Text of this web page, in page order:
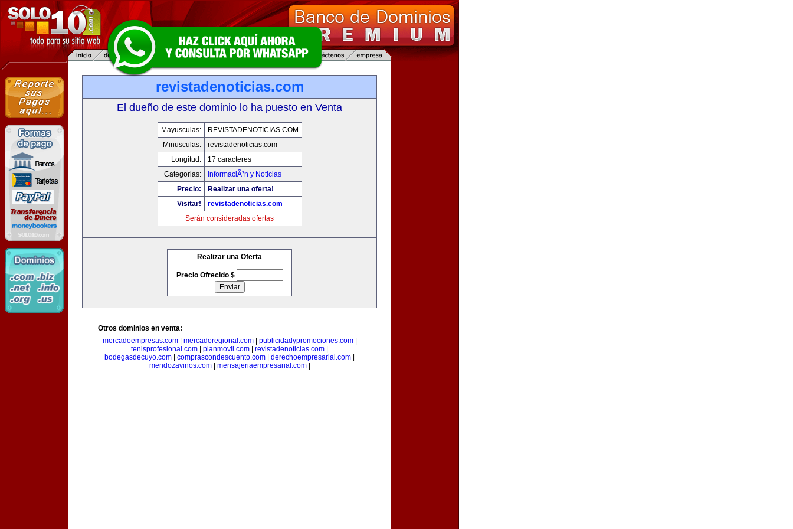
revistadenoticias.com
El dueño de este dominio lo ha puesto en Venta
Mayusculas:
REVISTADENOTICIAS.COM
Minusculas:
revistadenoticias.com
Longitud:
17 caracteres
Categorias:
InformaciÃ³n y Noticias
Precio:
Realizar una oferta!
Visitar!
revistadenoticias.com
Serán consideradas ofertas
Realizar una Oferta
Precio Ofrecido $
Otros dominios en venta:
mercadoempresas.com| mercadoregional.com| publicidadypromociones.com|
tenisprofesional.com
planmovil.com revistadenoticias.com
bodegasdecuyo.com
comprascondescuento.com derechoempresarial.com
mendozavinos.com| mensajeriaempresarial.com|